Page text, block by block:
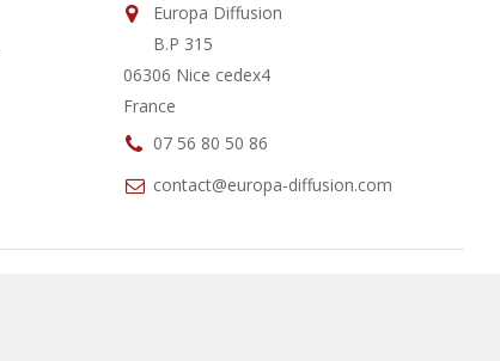
Europa Diffusion
B.P 315
06306 Nice cedex4
France
07 56 80 50 86
contact@europa-diffusion.com